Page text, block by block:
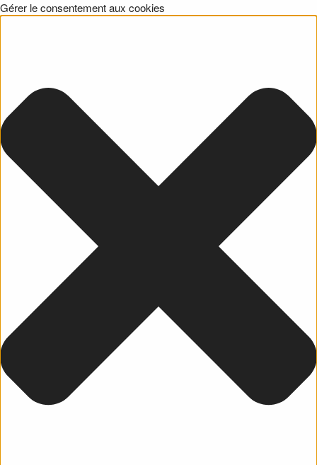
Gérer le consentement aux cookies